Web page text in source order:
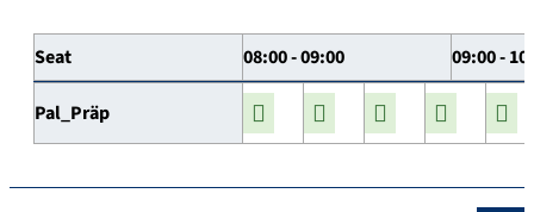
Seat 08:00 - 09:00 09:00 -
Pal_Präp